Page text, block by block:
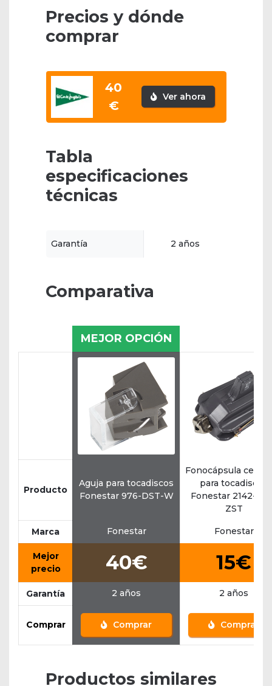
Precios y dónde
comprar
40
€
Ver ahora
Tabla
especificaciones
técnicas
Garantía 2 años
Comparativa
MEJOR OPCIÓN
Producto
Aguja para tocadiscos
Fonestar 976-DST-W
Fonocápsula
para tocadiscos
Fonestar 2142-
ZST
Marca Fonestar Fonestar
Mejor
precio
40€ 15€
Garantía 2 años 2 años
Comprar Comprar Comprar
Productos similares